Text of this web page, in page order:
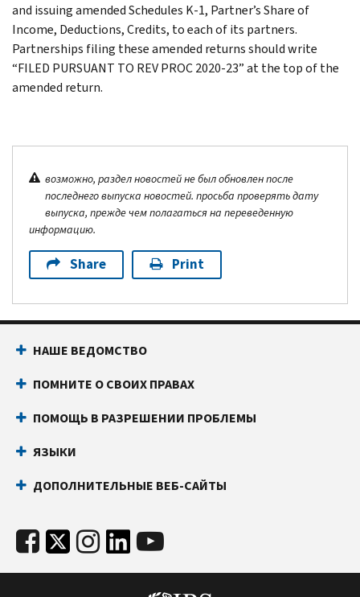
and issuing amended Schedules K-1, Partner’s Share of
Income, Deductions, Credits, to each of its partners.
Partnerships filing these amended returns should write
“FILED PURSUANT TO REV PROC 2020-23” at the top of the
amended return.
возможно, раздел новостей не был обновлен после
последнего выпуска новостей. просьба проверять дату
выпуска, прежде чем полагаться на переведенную
информацию.
Share Print
НАШЕ ВЕДОМСТВО
ПОМНИТЕ О СВОИХ ПРАВАХ
ПОМОЩЬ В РАЗРЕШЕНИИ ПРОБЛЕМЫ
ЯЗЫКИ
ДОПОЛНИТЕЛЬНЫЕ ВЕБ-САЙТЫ